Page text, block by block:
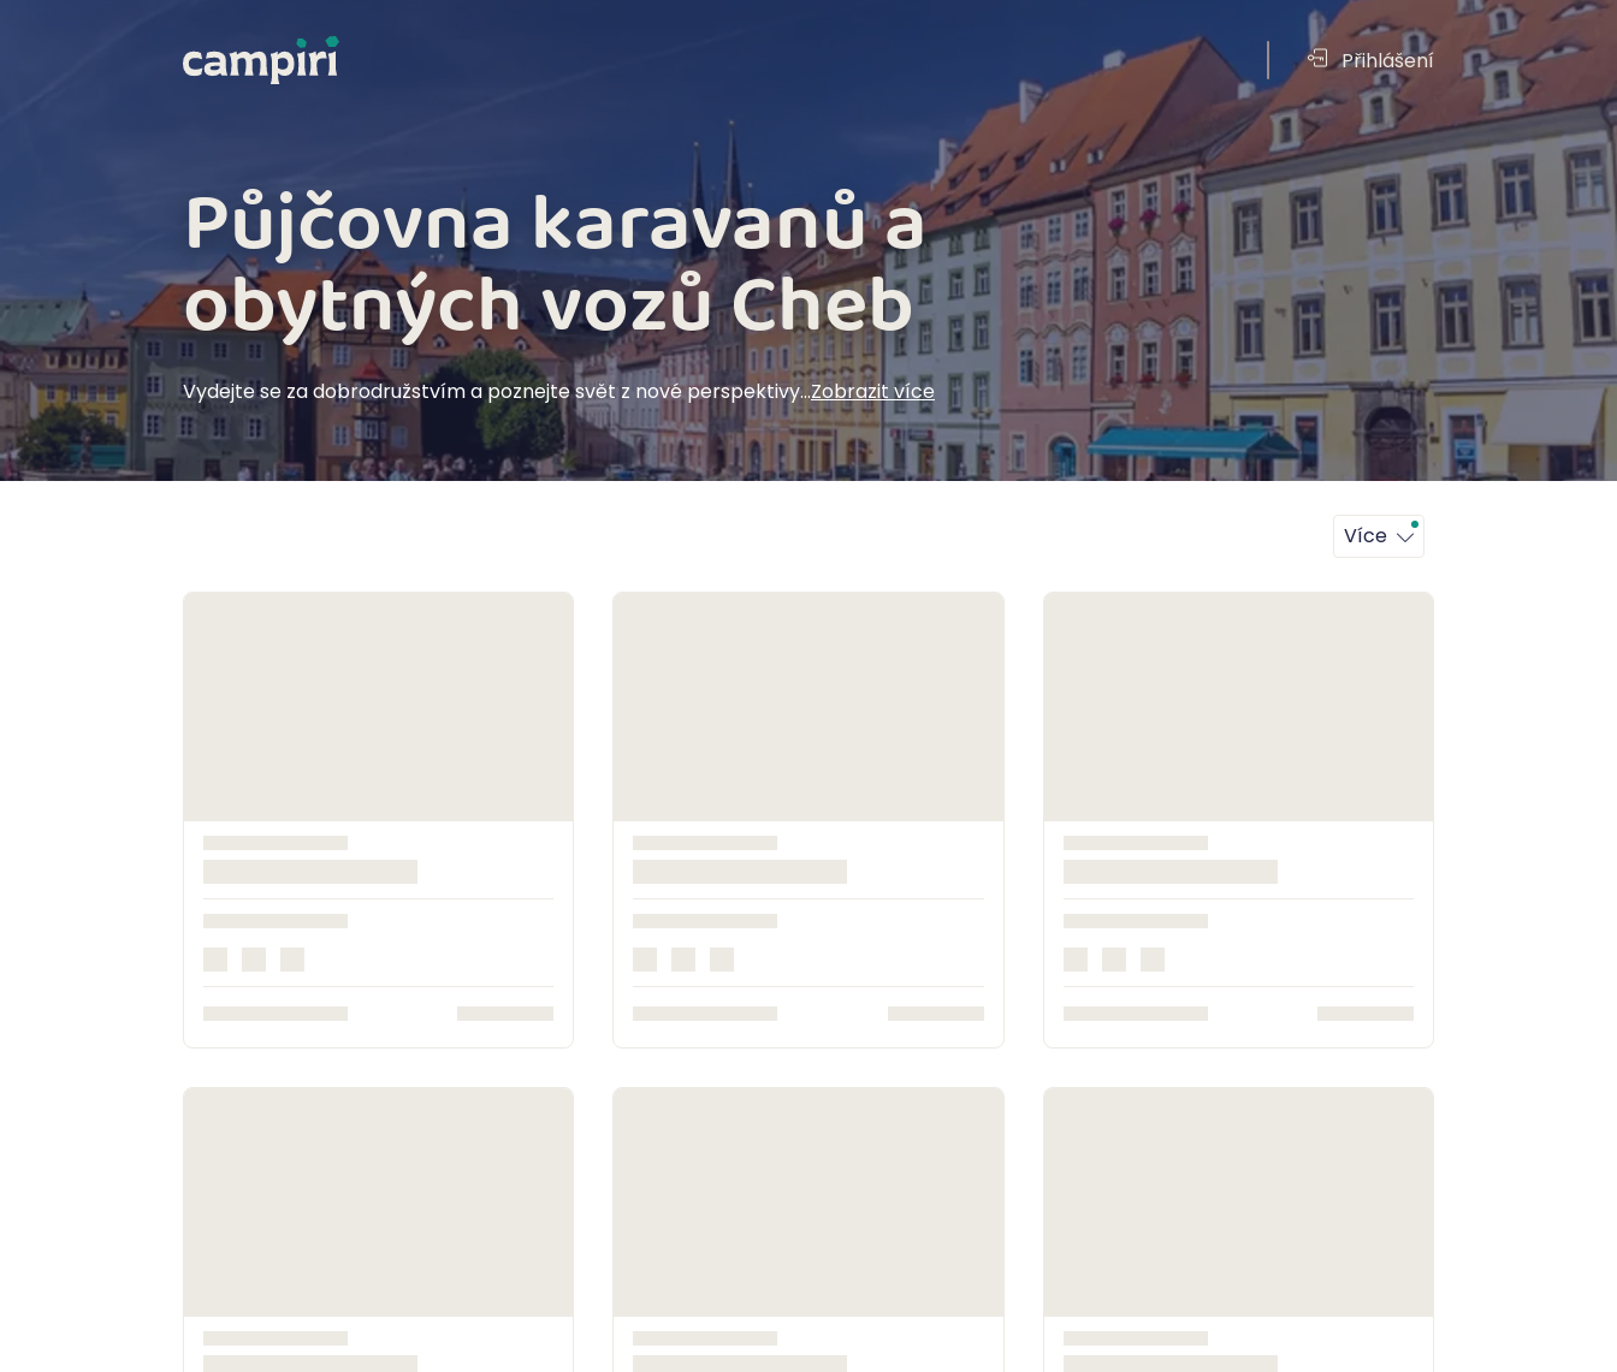
Vouchery Přihlášení
Půjčovna karavanů a
obytných vozů Cheb
Vydejte se za dobrodružstvím a poznejte svět z nové perspektivy…Zobrazit více
Více